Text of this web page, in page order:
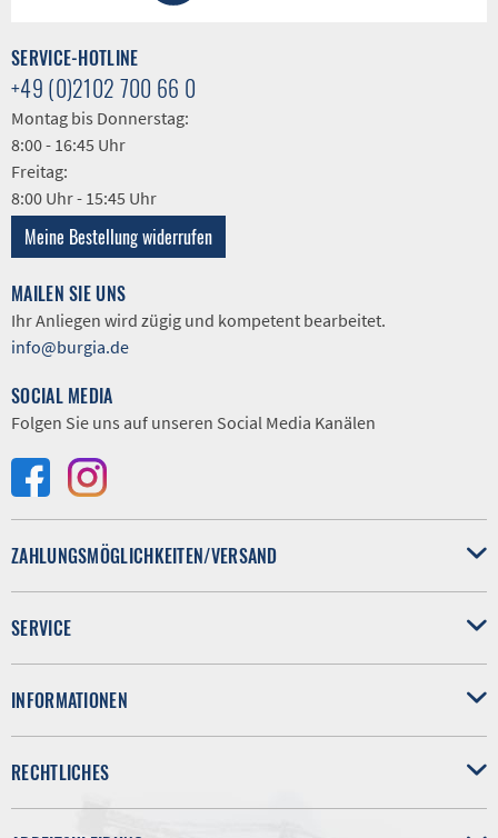
SERVICE-HOTLINE
+49 (0)2102 700 66 0
Montag bis Donnerstag:
8:00 - 16:45 Uhr
Freitag:
8:00 Uhr - 15:45 Uhr
Meine Bestellung widerrufen
MAILEN SIE UNS
Ihr Anliegen wird zügig und kompetent bearbeitet.
info@burgia.de
SOCIAL MEDIA
Folgen Sie uns auf unseren Social Media Kanälen
ZAHLUNGSMÖGLICHKEITEN/VERSAND
SERVICE
INFORMATIONEN
RECHTLICHES